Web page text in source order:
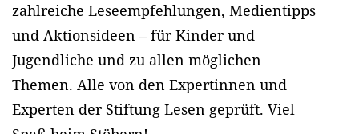
zahlreiche Leseempfehlungen, Medientipps
und Aktionsideen – für Kinder und
Jugendliche und zu allen möglichen
Themen. Alle von den Expertinnen und
Experten der Stiftung Lesen geprüft. Viel